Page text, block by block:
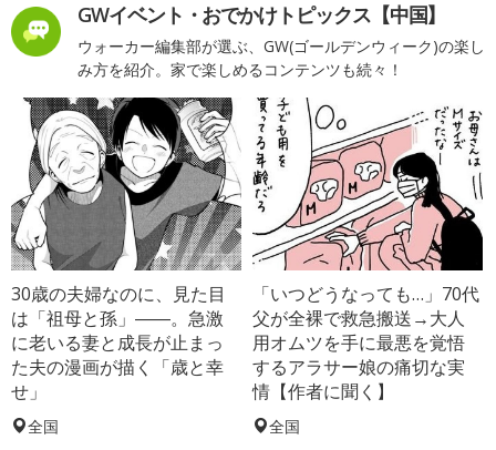
GWイベント・おでかけトピックス【中国】
ウォーカー編集部が選ぶ、GW(ゴールデンウィーク)の楽し
み方を紹介。家で楽しめるコンテンツも続々！
30歳の夫婦なのに、見た目
は「祖母と孫」――。急激
に老いる妻と成長が止まっ
た夫の漫画が描く「歳と幸
せ」
全国
「いつどうなっても…」70代
父が全裸で救急搬送→大人
用オムツを手に最悪を覚悟
するアラサー娘の痛切な実
情【作者に聞く】
全国